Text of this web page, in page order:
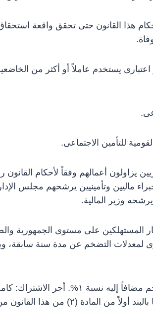
هذا القانون حتى تحقق واقعة استحقاق
يستخدم عاملاً أو أكثر من الخاضعين
ماليين وتأمينيين يرشحهم مجلس
وزير المالية.
على مستوى الجمهورية
لمعدلات التضخم عن مدة سنة سابقة،
۷- سعر الخصم الإكتوارى: معدل التضخم
عليه المؤمن عليه من الفئات المشار إليها